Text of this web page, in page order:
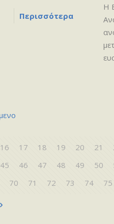
Περισσότερα
Η
16 17 18 19 20 21
45 46 47 48 49 50
70 71 72 73 74 75